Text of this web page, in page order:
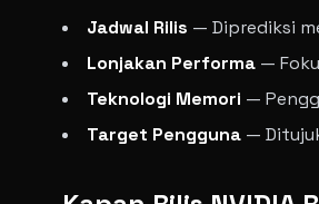
Jadwal Rilis — Diprediksi
Lonjakan Performa —
Teknologi Memori —
Target Pengguna —